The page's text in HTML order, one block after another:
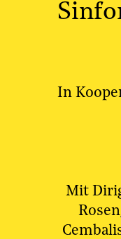
In
Mit